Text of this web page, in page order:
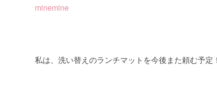
minemine
私は、洗い替えのランチマットを今後また頼む予定